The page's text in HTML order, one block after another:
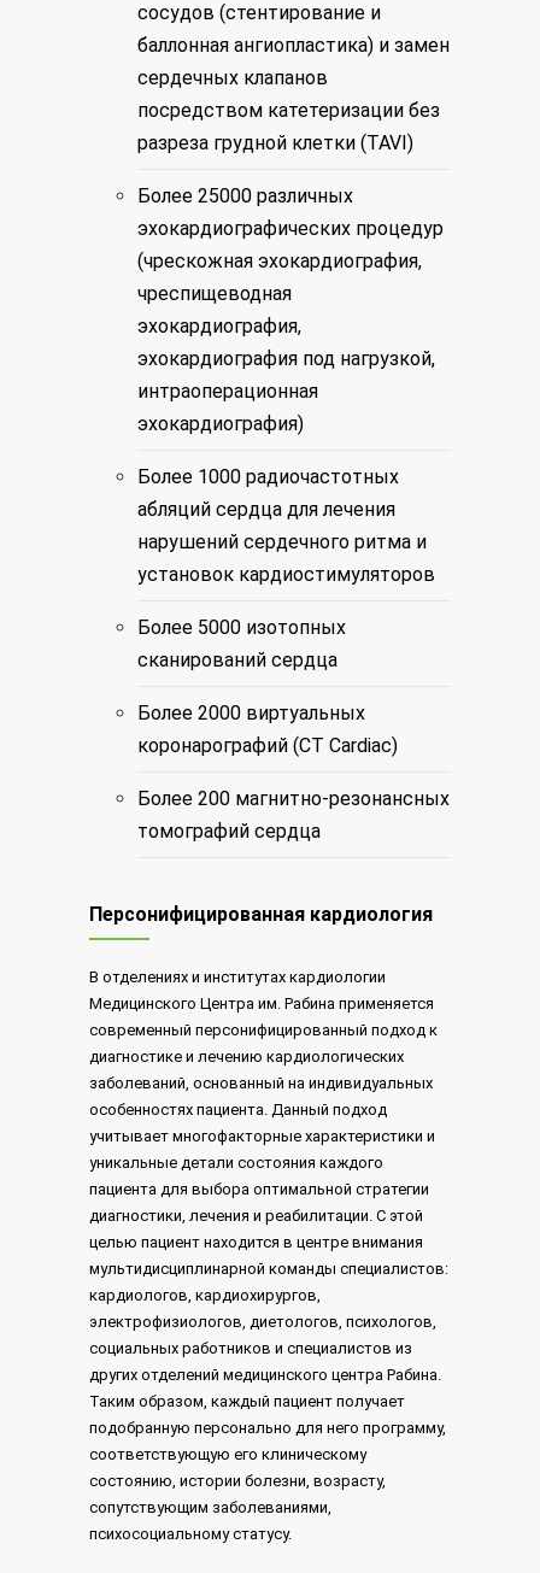
сосудов (стентирование и
баллонная ангиопластика) и замен
сердечных клапанов
посредством катетеризации без
разреза грудной клетки (TAVI)
Более 25000 различных
эхокардиографических процедур
(чрескожная эхокардиография,
чреспищеводная
эхокардиография,
эхокардиография под нагрузкой,
интраоперационная
эхокардиография)
Более 1000 радиочастотных
абляций сердца для лечения
нарушений сердечного ритма и
установок кардиостимуляторов
Более 5000 изотопных
сканирований сердца
Более 2000 виртуальных
коронарографий (CT Cardiac)
Более 200 магнитно-резонансных
томографий сердца
Персонифицированная кардиология
В отделениях и институтах кардиологии
Медицинского Центра им. Рабина применяется
современный персонифицированный подход к
диагностике и лечению кардиологических
заболеваний, основанный на индивидуальных
особенностях пациента. Данный подход
учитывает многофакторные характеристики и
уникальные детали состояния каждого
пациента для выбора оптимальной стратегии
диагностики, лечения и реабилитации. С этой
целью пациент находится в центре внимания
мультидисциплинарной команды специалистов:
кардиологов, кардиохирургов,
электрофизиологов, диетологов, психологов,
социальных работников и специалистов из
других отделений медицинского центра Рабина.
Таким образом, каждый пациент получает
подобранную персонально для него программу,
соответствующую его клиническому
состоянию, истории болезни, возрасту,
сопутствующим заболеваниями,
психосоциальному статусу.